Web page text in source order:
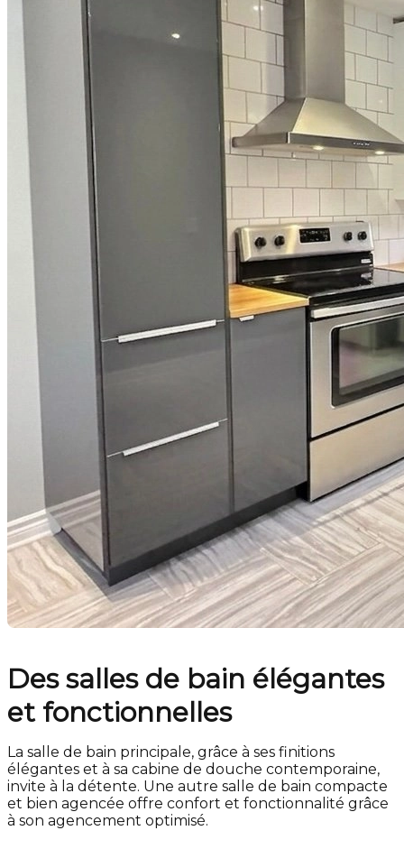
Des salles de bain élégantes
et fonctionnelles
La salle de bain principale, grâce à ses finitions
élégantes et à sa cabine de douche contemporaine,
invite à la détente. Une autre salle de bain compacte
et bien agencée offre confort et fonctionnalité grâce
à son agencement optimisé.